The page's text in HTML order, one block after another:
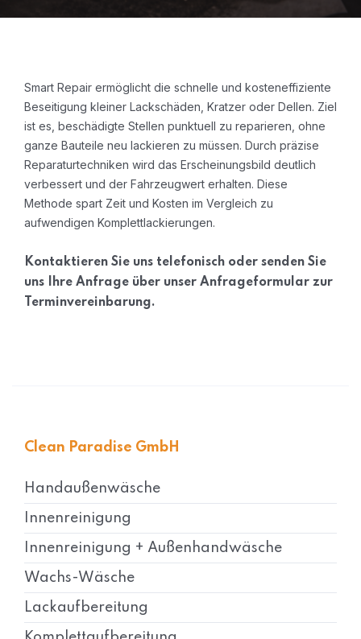
Smart Repair ermöglicht die schnelle und kosteneffiziente
Beseitigung kleiner Lackschäden, Kratzer oder Dellen. Ziel
ist es, beschädigte Stellen punktuell zu reparieren, ohne
ganze Bauteile neu lackieren zu müssen. Durch präzise
Reparaturtechniken wird das Erscheinungsbild deutlich
verbessert und der Fahrzeugwert erhalten. Diese
Methode spart Zeit und Kosten im Vergleich zu
aufwendigen Komplettlackierungen.
Kontaktieren Sie uns telefonisch oder senden Sie
uns Ihre Anfrage über unser Anfrageformular zur
Terminvereinbarung.
Clean Paradise GmbH
Handaußenwäsche
Innenreinigung
Innenreinigung + Außenhandwäsche
Wachs-Wäsche
Lackaufbereitung